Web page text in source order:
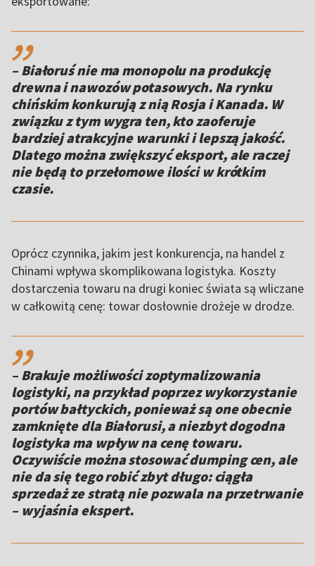
,,
– Białoruś nie ma monopolu na produkcję
drewna i nawozów potasowych. Na rynku
chińskim konkurują z nią Rosja i Kanada. W
związku z tym wygra ten, kto zaoferuje
bardziej atrakcyjne warunki i lepszą jakość.
Dlatego można zwiększyć eksport, ale raczej
nie będą to przełomowe ilości w krótkim
czasie.
Oprócz czynnika, jakim jest konkurencja, na handel z
Chinami wpływa skomplikowana logistyka. Koszty
dostarczenia towaru na drugi koniec świata są wliczane
w całkowitą cenę: towar dosłownie drożeje w drodze.
,,
– Brakuje możliwości zoptymalizowania
logistyki, na przykład poprzez wykorzystanie
portów bałtyckich, ponieważ są one obecnie
zamknięte dla Białorusi, a niezbyt dogodna
logistyka ma wpływ na cenę towaru.
Oczywiście można stosować dumping cen, ale
nie da się tego robić zbyt długo: ciągła
sprzedaż ze stratą nie pozwala na przetrwanie
– wyjaśnia ekspert.